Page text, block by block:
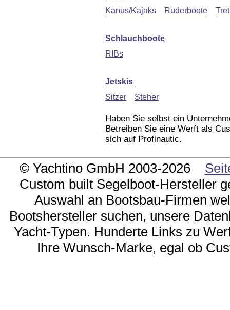
Kanus/Kajaks
Ruderboote
Schlauchboote
RIBs
Jetskis
Sitzer
Steher
Haben Sie selbst ein
Betreiben Sie eine Werft als
sich auf Profinautic.
© Yachtino GmbH 2003-2026
Custom built Segelboot-Hersteller
Auswahl an Bootsbau-Firmen
Bootshersteller suchen, unsere
Yacht-Typen. Hunderte Links zu
Ihre Wunsch-Marke, egal ob